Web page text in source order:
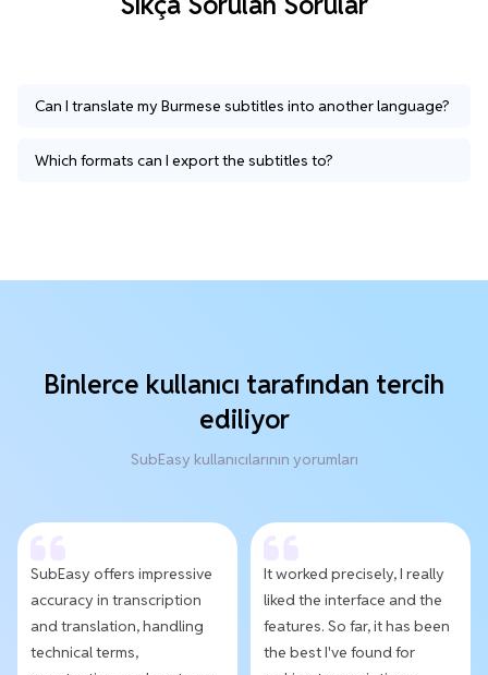
Can I translate my Burmese subtitles into another language?
Which formats can I export the subtitles to?
Binlerce kullanıcı tarafından tercih
ediliyor
SubEasy kullanıcılarının yorumları
SubEasy offers impressive
accuracy in transcription
and translation, handling
technical terms,
It worked precisely, I really
liked the interface and the
features. So far, it has been
the best I've found for